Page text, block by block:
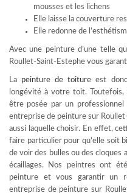
mousses et les lichens
Elle laisse la couverture
Elle redonne de
Avec une peinture d’une telle
Roullet-Saint-Estephe vous
La peinture de toiture est
longévité à votre toit.
être posée par un
entreprise de peinture sur
aussi laquelle choisir. En effet,
faire particulier pour qu’elle soit
de voir des bulles ou des cloques
écaillages. Nos peintres ont
peinture et vous garantir un
entreprise de peinture sur